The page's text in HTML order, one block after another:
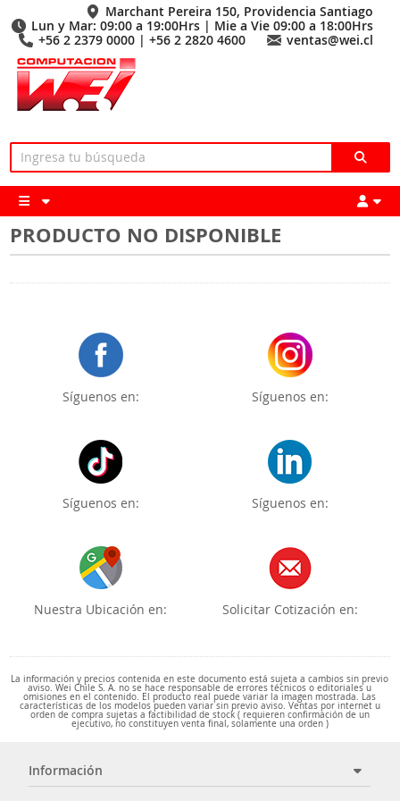
Marchant Pereira 150, Providencia Santiago
Lun y Mar: 09:00 a 19:00Hrs | Mie a Vie 09:00 a 18:00Hrs
+56 2 2379 0000 | +56 2 2820 4600
ventas@wei.cl
PRODUCTO NO DISPONIBLE
Síguenos en: Síguenos en:
Síguenos en: Síguenos en:
Nuestra Ubicación en: Solicitar Cotización en:
La información y precios contenida en este documento está sujeta a cambios sin previo
aviso. Wei Chile S. A. no se hace responsable de errores técnicos o editoriales u
omisiones en el contenido. El producto real puede variar la imagen mostrada. Las
características de los modelos pueden variar sin previo aviso. Ventas por internet u
orden de compra sujetas a factibilidad de stock ( requieren confirmación de un
ejecutivo, no constituyen venta final, solamente una orden )
Información